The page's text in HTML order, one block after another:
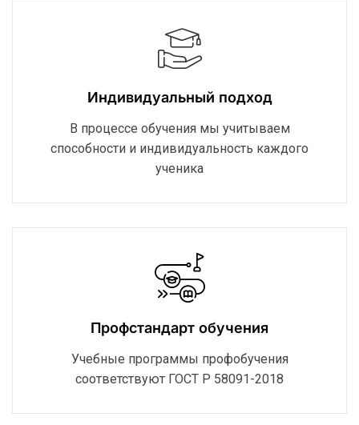
Индивидуальный подход
В процессе обучения мы учитываем
способности и индивидуальность каждого
ученика
Профстандарт обучения
Учебные программы профобучения
соответствуют ГОСТ Р 58091-2018